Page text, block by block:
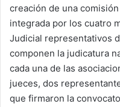
creación de una
integrada por los cuatro
Judicial representativos
componen la judicatura
cada una de las
jueces, dos
que firmaron la